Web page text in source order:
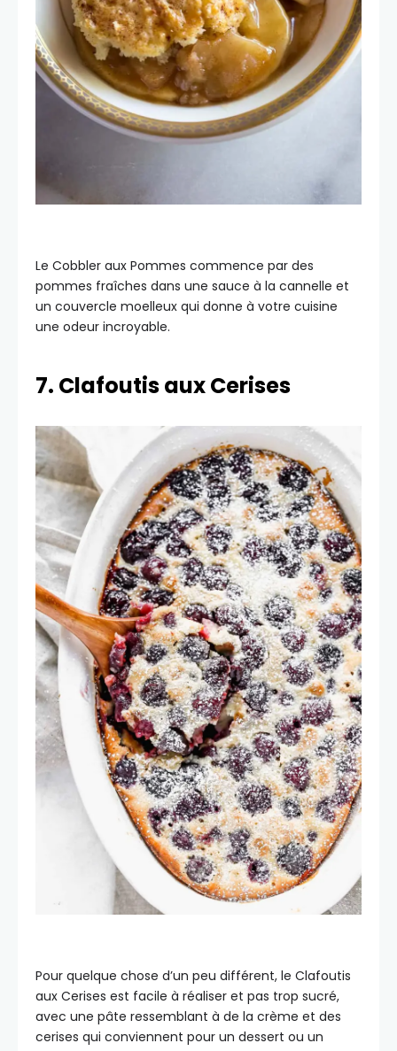
Le Cobbler aux Pommes commence par des
pommes fraîches dans une sauce à la cannelle et
un couvercle moelleux qui donne à votre cuisine
une odeur incroyable.
7. Clafoutis aux Cerises
Pour quelque chose d’un peu différent, le Clafoutis
aux Cerises est facile à réaliser et pas trop sucré,
avec une pâte ressemblant à de la crème et des
cerises qui conviennent pour un dessert ou un